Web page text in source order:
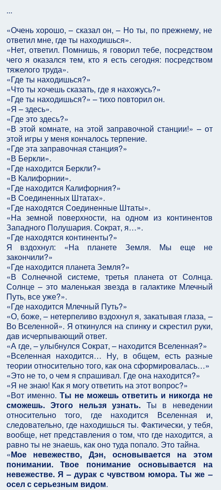
...
«Очень хорошо, – сказал он, – Но ты, по прежнему, не
ответил мне, где ты находишься».
«Нет, ответил. Помнишь, я говорил тебе, посредством
чего я оказался тем, кто я есть сегодня: посредством
тяжелого труда».
«Где ты находишься?»
«Что ты хочешь сказать, где я нахожусь?»
«Где ты находишься?» – тихо повторил он.
«Я – здесь».
«Где это здесь?»
«В этой комнате, на этой заправочной станции!» – от
этой игры у меня кончалось терпение.
«Где эта заправочная станция?»
«В Беркли».
«Где находится Беркли?»
«В Калифорнии».
«Где находится Калифорния?»
«В Соединенных Штатах».
«Где находятся Соединенные Штаты».
«На земной поверхности, на одном из континентов
Западного Полушария. Сократ, я…».
«Где находятся континенты?»
Я вздохнул: «На планете Земля. Мы еще не
закончили?»
«Где находится планета Земля?»
«В Солнечной системе, третья планета от Солнца.
Солнце – это маленькая звезда в галактике Млечный
Путь, все уже?».
«Где находится Млечный Путь?»
«О, боже, – нетерпеливо вздохнул я, закатывая глаза, –
Во Вселенной». Я откинулся на спинку и скрестил руки,
дав исчерпывающий ответ.
«А где, – улыбнулся Сократ, – находится Вселенная?»
«Вселенная находится… Ну, в общем, есть разные
теории относительно того, как она сформировалась…»
«Это не то, о чем я спрашивал. Где она находится?»
«Я не знаю! Как я могу ответить на этот вопрос?»
«Вот именно. Ты не можешь ответить и никогда не
сможешь. Этого нельзя узнать. Ты в неведении
относительно того, где находится Вселенная и,
следовательно, где находишься ты. Фактически, у тебя,
вообще, нет представления о том, что где находится, а
равно ты не знаешь, как оно туда попало. Это тайна.
«Мое невежество, Дэн, основывается на этом
понимании. Твое понимание основывается на
невежестве. Я – дурак с чувством юмора. Ты же –
осел с серьезным видом.